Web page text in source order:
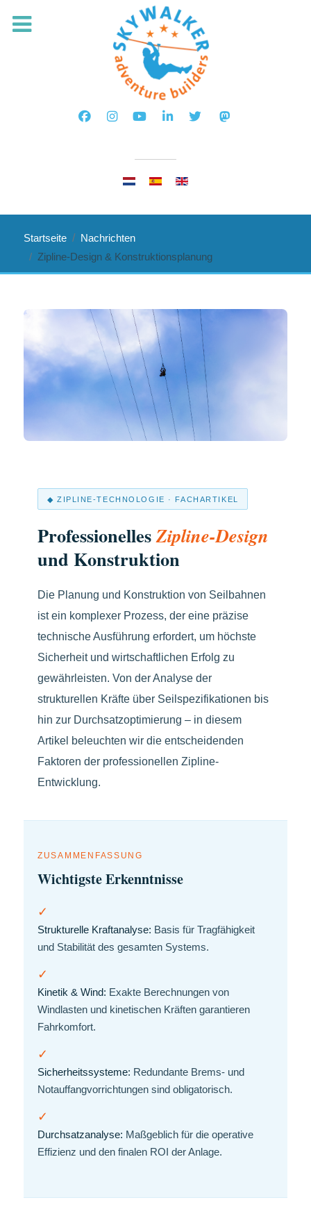
Startseite
Nachrichten
Zipline-Design & Konstruktionsplanung
◆ ZIPLINE-TECHNOLOGIE · FACHARTIKEL
ProfessionellesZipline-Design
und Konstruktion
Die Planung und Konstruktion von Seilbahnen
ist ein komplexer Prozess, der eine präzise
technische Ausführung erfordert, um höchste
Sicherheit und wirtschaftlichen Erfolg zu
gewährleisten. Von der Analyse der
strukturellen Kräfte über Seilspezifikationen bis
hin zur Durchsatzoptimierung – in diesem
Artikel beleuchten wir die entscheidenden
Faktoren der professionellen Zipline-
Entwicklung.
ZUSAMMENFASSUNG
Wichtigste Erkenntnisse
✓
Strukturelle Kraftanalyse: Basis für Tragfähigkeit
und Stabilität des gesamten Systems.
✓
Kinetik & Wind: Exakte Berechnungen von
Windlasten und kinetischen Kräften garantieren
Fahrkomfort.
✓
Sicherheitssysteme: Redundante Brems- und
Notauffangvorrichtungen sind obligatorisch.
✓
Durchsatzanalyse: Maßgeblich für die operative
Effizienz und den finalen ROI der Anlage.